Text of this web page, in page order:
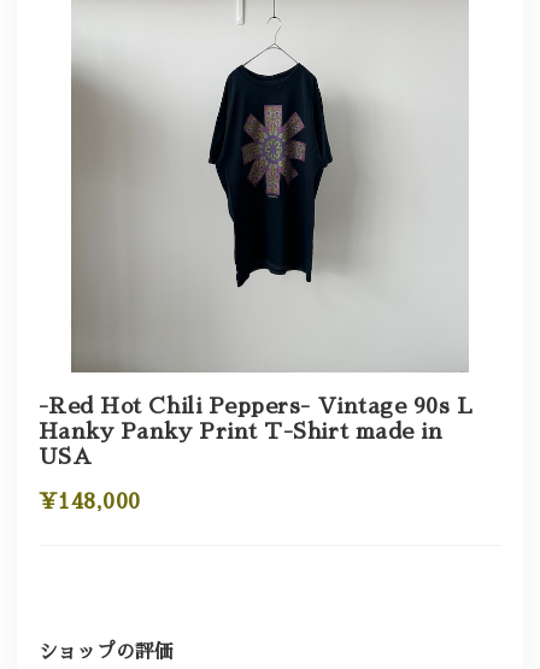
-Red Hot Chili Peppers- Vintage 90s L
Hanky Panky Print T-Shirt made in
USA
¥148,000
ショップの評価